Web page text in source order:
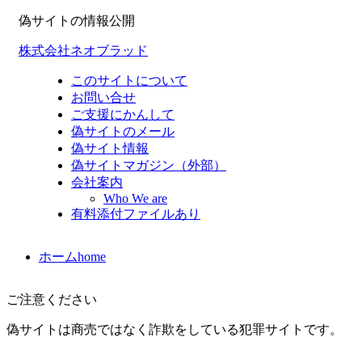
偽サイトの情報公開
株式会社ネオブラッド
このサイトについて
お問い合せ
ご支援にかんして
偽サイトのメール
偽サイト情報
偽サイトマガジン（外部）
会社案内
Who We are
有料添付ファイルあり
ホームhome
ご注意ください
偽サイトは商売ではなく詐欺をしている犯罪サイトです。